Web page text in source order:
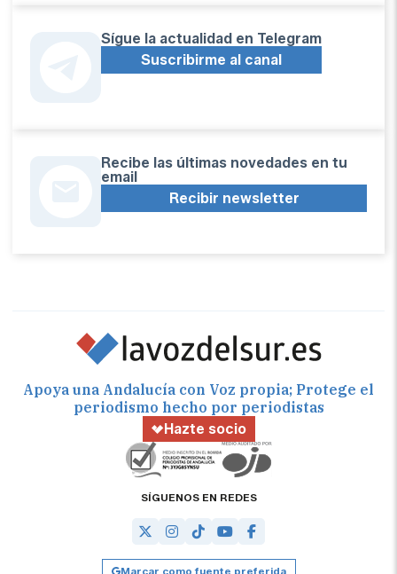
Sígue la actualidad en Telegram
Suscribirme al canal
Recibe las últimas novedades en tu
email
Recibir newsletter
Apoya una Andalucía con Voz propia; Protege el
periodismo hecho por periodistas
Hazte socio
SÍGUENOS EN REDES
Marcar como fuente preferida